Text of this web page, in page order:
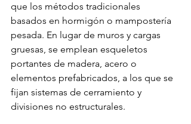
que los métodos tradicionales
basados en hormigón o mampostería
pesada. En lugar de muros y cargas
gruesas, se emplean esqueletos
portantes de madera, acero o
elementos prefabricados, a los que se
fijan sistemas de cerramiento y
divisiones no estructurales.